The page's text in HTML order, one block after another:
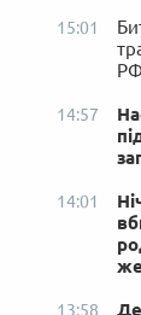
15:01
РФ
14:57
14:01
13:58